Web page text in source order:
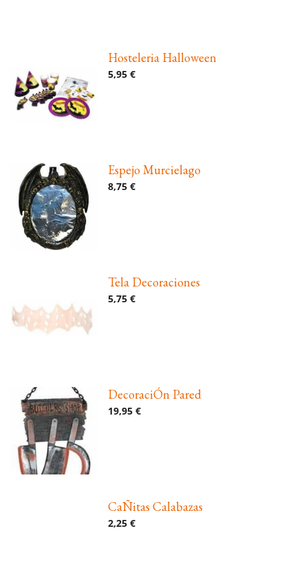
Hosteleria Halloween
5,95 €
Espejo Murcielago
8,75 €
Tela Decoraciones
5,75 €
DecoraciÓn Pared
19,95 €
CaÑitas Calabazas
2,25 €